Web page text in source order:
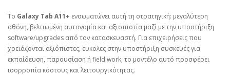
Το Galaxy Tab A11+ ενσωματώνει αυτή τη στρατηγική: μεγαλύτερη
οθόνη, βελτιωμένη αυτονομία και αξιοπιστία μαζί με την υποστήριξη
software/upgrades από τον κατασκευαστή. Για επιχειρήσεις που
χρειάζονται αξιόπιστες, ευκολες στην υποστήριξη συσκευές για
εκπαίδευση, παρουσίαση ή field work, το μοντέλο αυτό προσφέρει
ισορροπία κόστους και λειτουργικότητας.